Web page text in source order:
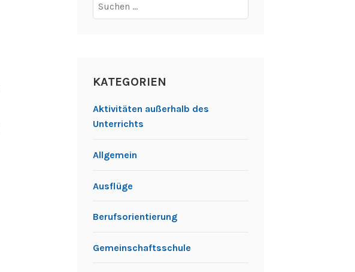
nach:
KATEGORIEN
Aktivitäten außerhalb des
Unterrichts
Allgemein
Ausflüge
Berufsorientierung
Gemeinschaftsschule